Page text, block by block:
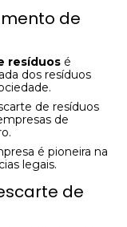
de
resíduos é
dos resíduos
de resíduos
de
é pioneira na
legais.
de